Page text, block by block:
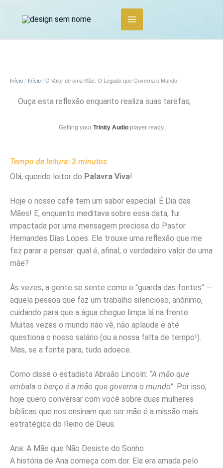
Início Início O Valor de uma Mãe: O Legado que Governa o Mundo
Ouça esta reflexão enquanto realiza suas tarefas;
Getting your Trinity Audio player ready...
Tempo de leitura: 3 minutos
Olá, querido leitor do Palavra Viva!
Hoje o nosso café tem um sabor especial. É Dia das
Mães! E, enquanto meditava sobre essa data, fui
impactada por uma mensagem preciosa do Pastor
Hernandes Dias Lopes. Ele trouxe uma reflexão que me
fez parar e pensar: qual é, afinal, o verdadeiro valor de uma
mãe?
Às vezes, a gente se sente como o “guarda das fontes” —
aquela pessoa que faz um trabalho silencioso, anônimo,
cuidando para que a água chegue limpa lá na frente.
Muitas vezes o mundo não vê, não aplaude e até
questiona o nosso salário (ou a nossa falta de tempo!).
Mas, se a fonte para, tudo adoece.
Como disse o estadista Abraão Lincoln: “A mão que
embala o berço é a mão que governa o mundo”. Por isso,
hoje quero conversar com você sobre duas mulheres
bíblicas que nos ensinam que ser mãe é a missão mais
estratégica do Reino de Deus.
Ana: A Mãe que Não Desiste do Sonho
A história de Ana começa com dor. Ela era amada pelo